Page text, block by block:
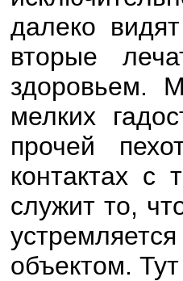
далеко
вторые
здоровьем.
мелких
прочей
контактах с
служит то,
объектом.